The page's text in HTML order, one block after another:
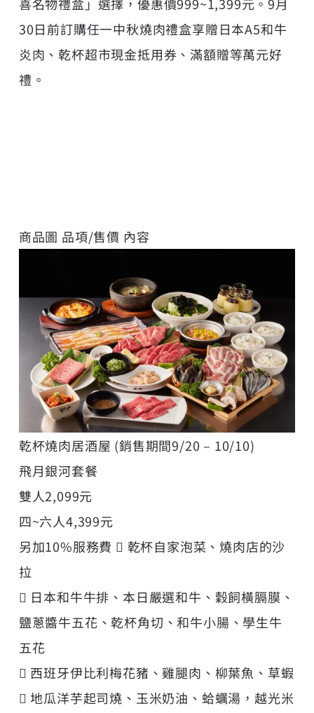
30日前訂購任一中秋燒肉禮盒享贈日本A5和牛
炎肉、乾杯超市現金抵用券、滿額贈等萬元好
禮。
商品圖 品項/售價 內容
乾杯燒肉居酒屋 (銷售期間9/20 – 10/10)
飛月銀河套餐
雙人2,099元
四~六人4,399元
另加10%服務費  乾杯自家泡菜、燒肉店的沙
拉
 日本和牛牛排、本日嚴選和牛、穀飼橫膈膜、
鹽蔥醬牛五花、乾杯角切、和牛小腸、學生牛
五花
 西班牙伊比利梅花豬、雞腿肉、柳葉魚、草蝦
 地瓜洋芋起司燒、玉米奶油、蛤蠣湯，越光米